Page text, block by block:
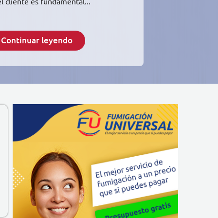
Continuar leyendo